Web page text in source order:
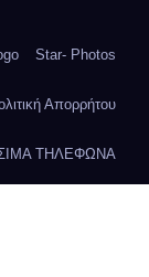
Star- Photos
Απορρήτου
ΤΗΛΕΦΩΝΑ